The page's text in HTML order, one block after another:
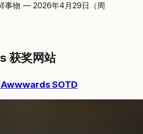
事物 — 2026年4月29日（周
获奖网站
SOTD